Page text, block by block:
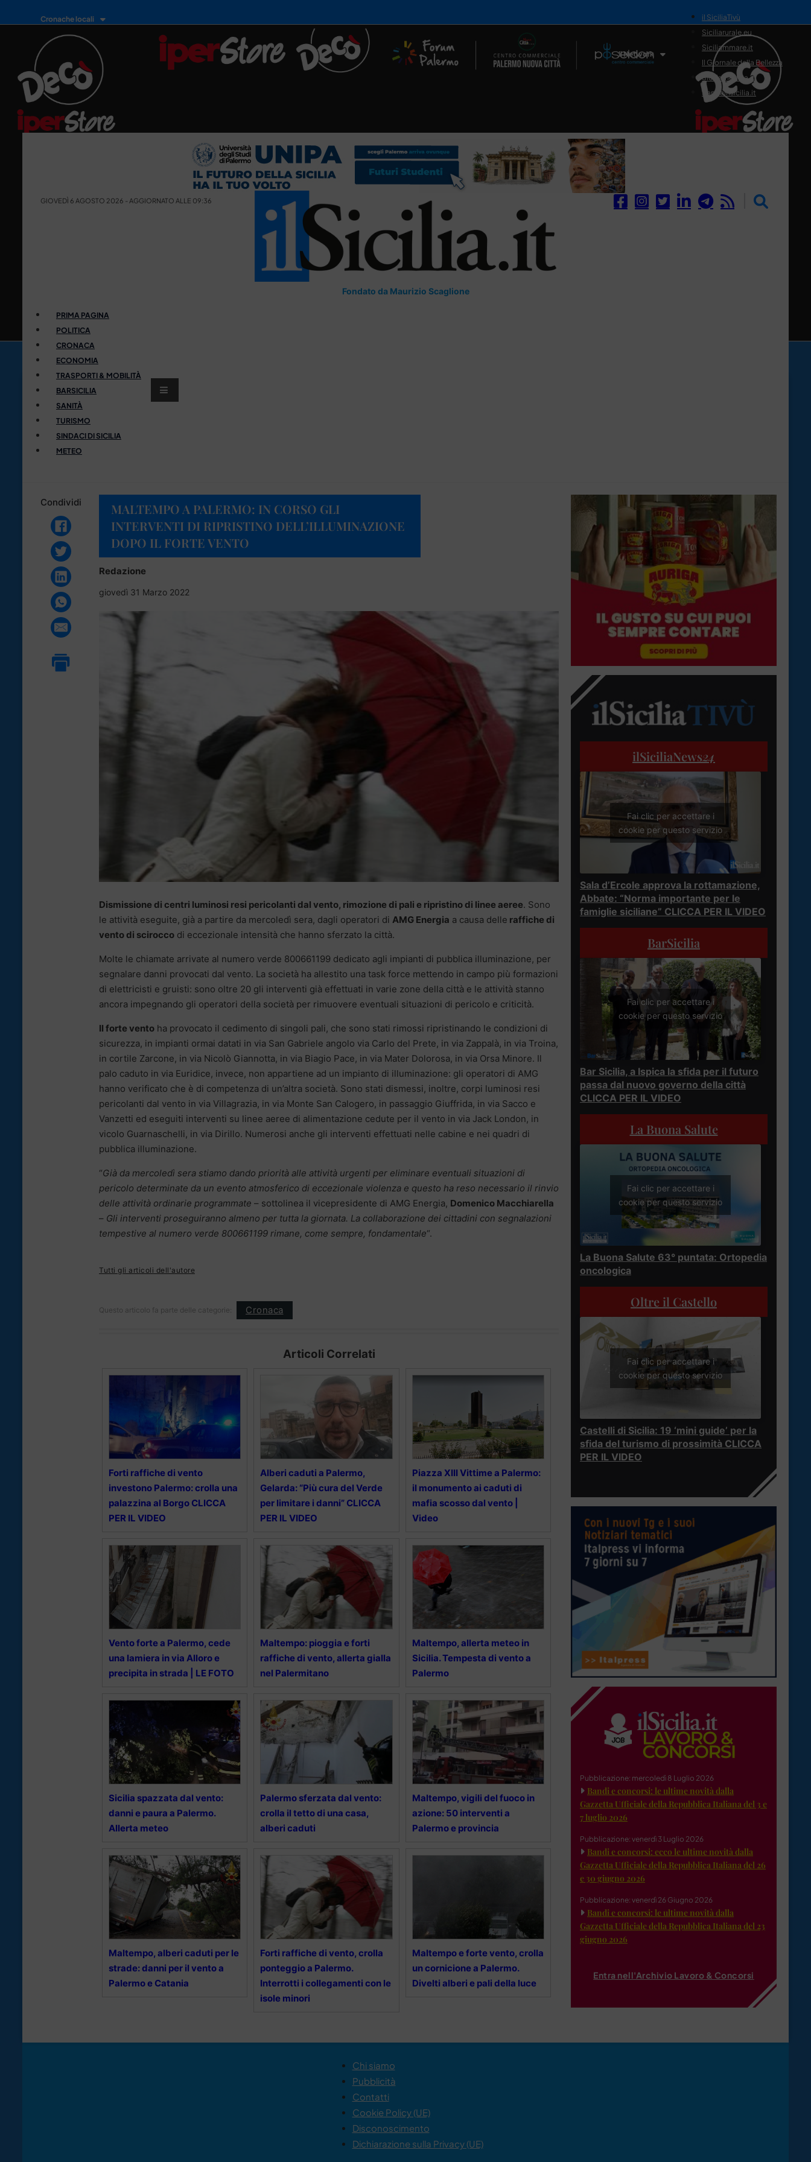
Cronache locali
Il Network
il SiciliaTivù
Siciliarurale.eu
Siciliammare.it
Il Giornale della Bellezza
Siciliamedica.it
Sanitainsicilia.it
GIOVEDÌ 6 AGOSTO 2026 - AGGIORNATO ALLE 09:36
Fondato da Maurizio Scaglione
PRIMA PAGINA
POLITICA
CRONACA
ECONOMIA
TRASPORTI & MOBILITÀ
BARSICILIA
SANITÀ
TURISMO
SINDACI DI SICILIA
METEO
Condividi
MALTEMPO A PALERMO: IN CORSO GLI
INTERVENTI DI RIPRISTINO DELL’ILLUMINAZIONE
DOPO IL FORTE VENTO
Redazione
giovedì 31 Marzo 2022
Dismissione di centri luminosi resi pericolanti dal vento, rimozione di pali e ripristino di linee aeree. Sono
le attività eseguite, già a partire da mercoledì sera, dagli operatori di AMG Energia a causa delle raffiche di
vento di scirocco di eccezionale intensità che hanno sferzato la città.
Molte le chiamate arrivate al numero verde 800661199 dedicato agli impianti di pubblica illuminazione, per
segnalare danni provocati dal vento. La società ha allestito una task force mettendo in campo più formazioni
di elettricisti e gruisti: sono oltre 20 gli interventi già effettuati in varie zone della città e le attività stanno
ancora impegnando gli operatori della società per rimuovere eventuali situazioni di pericolo e criticità.
Il forte vento ha provocato il cedimento di singoli pali, che sono stati rimossi ripristinando le condizioni di
sicurezza, in impianti ormai datati in via San Gabriele angolo via Carlo del Prete, in via Zappalà, in via Troina,
in cortile Zarcone, in via Nicolò Giannotta, in via Biagio Pace, in via Mater Dolorosa, in via Orsa Minore. Il
palo caduto in via Euridice, invece, non appartiene ad un impianto di illuminazione: gli operatori di AMG
hanno verificato che è di competenza di un’altra società. Sono stati dismessi, inoltre, corpi luminosi resi
pericolanti dal vento in via Villagrazia, in via Monte San Calogero, in passaggio Giuffrida, in via Sacco e
Vanzetti ed eseguiti interventi su linee aeree di alimentazione cedute per il vento in via Jack London, in
vicolo Guarnaschelli, in via Dirillo. Numerosi anche gli interventi effettuati nelle cabine e nei quadri di
pubblica illuminazione.
“Già da mercoledì sera stiamo dando priorità alle attività urgenti per eliminare eventuali situazioni di
pericolo determinate da un evento atmosferico di eccezionale violenza e questo ha reso necessario il rinvio
delle attività ordinarie programmate – sottolinea il vicepresidente di AMG Energia, Domenico Macchiarella
– Gli interventi proseguiranno almeno per tutta la giornata. La collaborazione dei cittadini con segnalazioni
tempestive al numero verde 800661199 rimane, come sempre, fondamentale“.
Tutti gli articoli dell'autore
Questo articolo fa parte delle categorie: Cronaca
Articoli Correlati
Forti raffiche di vento
investono Palermo: crolla una
palazzina al Borgo CLICCA
PER IL VIDEO
Alberi caduti a Palermo,
Gelarda: “Più cura del Verde
per limitare i danni” CLICCA
PER IL VIDEO
Piazza XIII Vittime a Palermo:
il monumento ai caduti di
mafia scosso dal vento |
Video
Vento forte a Palermo, cede
una lamiera in via Alloro e
precipita in strada | LE FOTO
Maltempo: pioggia e forti
raffiche di vento, allerta gialla
nel Palermitano
Maltempo, allerta meteo in
Sicilia. Tempesta di vento a
Palermo
Sicilia spazzata dal vento:
danni e paura a Palermo.
Allerta meteo
Palermo sferzata dal vento:
crolla il tetto di una casa,
alberi caduti
Maltempo, vigili del fuoco in
azione: 50 interventi a
Palermo e provincia
Maltempo, alberi caduti per le
strade: danni per il vento a
Palermo e Catania
Forti raffiche di vento, crolla
ponteggio a Palermo.
Interrotti i collegamenti con le
isole minori
Maltempo e forte vento, crolla
un cornicione a Palermo.
Divelti alberi e pali della luce
ilSiciliaNews24
Fai clic per accettare i
cookie per questo servizio
Sala d’Ercole approva la rottamazione,
Abbate: “Norma importante per le
famiglie siciliane” CLICCA PER IL VIDEO
BarSicilia
Fai clic per accettare i
cookie per questo servizio
Bar Sicilia, a Ispica la sfida per il futuro
passa dal nuovo governo della città
CLICCA PER IL VIDEO
La Buona Salute
Fai clic per accettare i
cookie per questo servizio
La Buona Salute 63° puntata: Ortopedia
oncologica
Oltre il Castello
Fai clic per accettare i
cookie per questo servizio
Castelli di Sicilia: 19 ‘mini guide’ per la
sfida del turismo di prossimità CLICCA
PER IL VIDEO
Pubblicazione: mercoledì 8 Luglio 2026
Bandi e concorsi: le ultime novità dalla
Gazzetta Ufficiale della Repubblica Italiana del 3 e
7 luglio 2026
Pubblicazione: venerdì 3 Luglio 2026
Bandi e concorsi: ecco le ultime novità dalla
Gazzetta Ufficiale della Repubblica Italiana del 26
e 30 giugno 2026
Pubblicazione: venerdì 26 Giugno 2026
Bandi e concorsi: le ultime novità dalla
Gazzetta Ufficiale della Repubblica Italiana del 23
giugno 2026
Entra nell'Archivio Lavoro & Concorsi
Chi siamo
Pubblicità
Contatti
Cookie Policy (UE)
Disconoscimento
Dichiarazione sulla Privacy (UE)